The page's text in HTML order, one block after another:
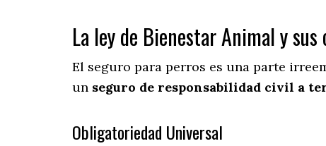
La ley de Bienestar Animal y
El seguro para perros es una parte
un seguro de responsabilidad civil a
Obligatoriedad Universal